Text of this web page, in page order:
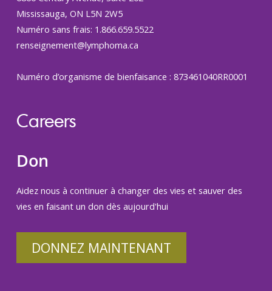
Mississauga, ON L5N 2W5
Numéro sans frais: 1.866.659.5522
renseignement@lymphoma.ca
Numéro d’organisme de bienfaisance : 873461040RR0001
Careers
Don
Aidez nous à continuer à changer des vies et sauver des
vies en faisant un don dès aujourd'hui
DONNEZ MAINTENANT